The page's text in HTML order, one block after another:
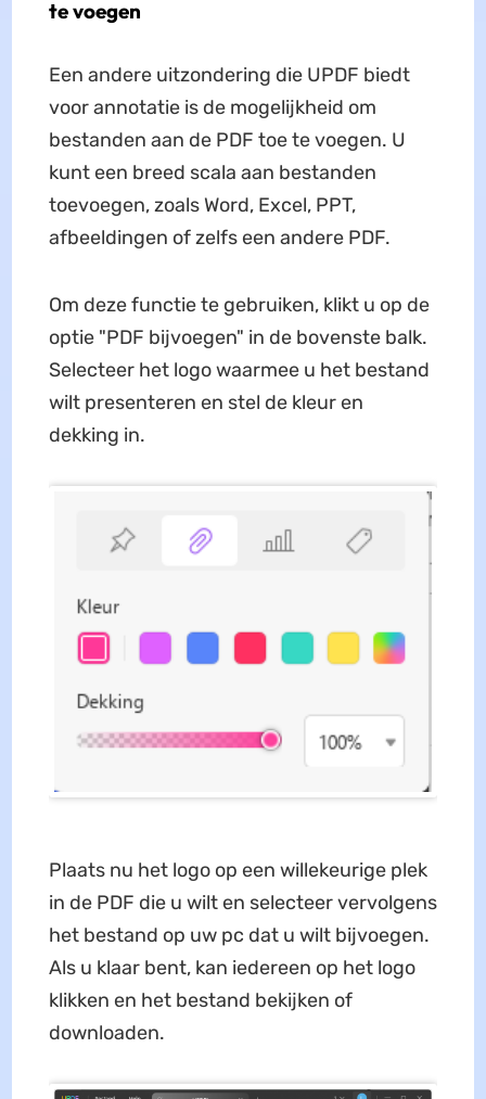
te voegen
Een andere uitzondering die UPDF biedt
voor annotatie is de mogelijkheid om
bestanden aan de PDF toe te voegen. U
kunt een breed scala aan bestanden
toevoegen, zoals Word, Excel, PPT,
afbeeldingen of zelfs een andere PDF.
Om deze functie te gebruiken, klikt u op de
optie "PDF bijvoegen" in de bovenste balk.
Selecteer het logo waarmee u het bestand
wilt presenteren en stel de kleur en
dekking in.
Plaats nu het logo op een willekeurige plek
in de PDF die u wilt en selecteer vervolgens
het bestand op uw pc dat u wilt bijvoegen.
Als u klaar bent, kan iedereen op het logo
klikken en het bestand bekijken of
downloaden.